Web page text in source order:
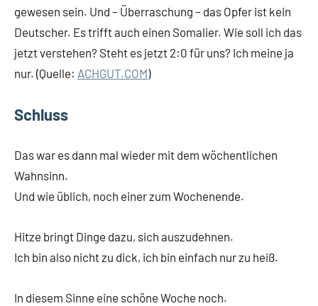
gewesen sein. Und – Überraschung – das Opfer ist kein
Deutscher. Es trifft auch einen Somalier. Wie soll ich das
jetzt verstehen? Steht es jetzt 2:0 für uns? Ich meine ja
nur. (Quelle: ACHGUT.COM)
Schluss
Das war es dann mal wieder mit dem wöchentlichen
Wahnsinn.
Und wie üblich, noch einer zum Wochenende.
Hitze bringt Dinge dazu, sich auszudehnen.
Ich bin also nicht zu dick, ich bin einfach nur zu heiß.
In diesem Sinne eine schöne Woche noch.